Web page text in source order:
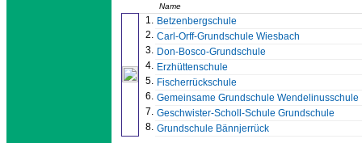
Name
1. Betzenbergschule
2. Carl-Orff-Grundschule Wiesbach
3. Don-Bosco-Grundschule
4. Erzhüttenschule
5. Fischerrückschule
6. Gemeinsame Grundschule Wendelinusschule
7. Geschwister-Scholl-Schule Grundschule
8. Grundschule Bännjerrück